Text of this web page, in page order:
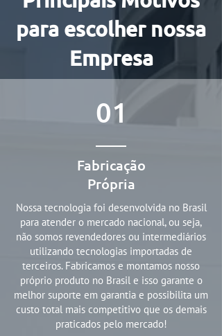
para escolher nossa
Empresa
01
Fabricação
Própria
Nossa tecnologia foi desenvolvida no Brasil
para atender o mercado nacional, ou seja,
não somos revendedores ou intermediários
utilizando tecnologias importadas de
terceiros. Fabricamos e montamos nosso
próprio produto no Brasil e isso garante o
melhor suporte em garantia e possibilita um
custo total mais competitivo que os demais
praticados pelo mercado!